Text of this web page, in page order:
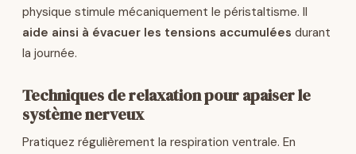
physique stimule mécaniquement le péristaltisme. Il
aide ainsi à évacuer les tensions accumulées durant
la journée.
Techniques de relaxation pour apaiser le
système nerveux
Pratiquez régulièrement la respiration ventrale. En